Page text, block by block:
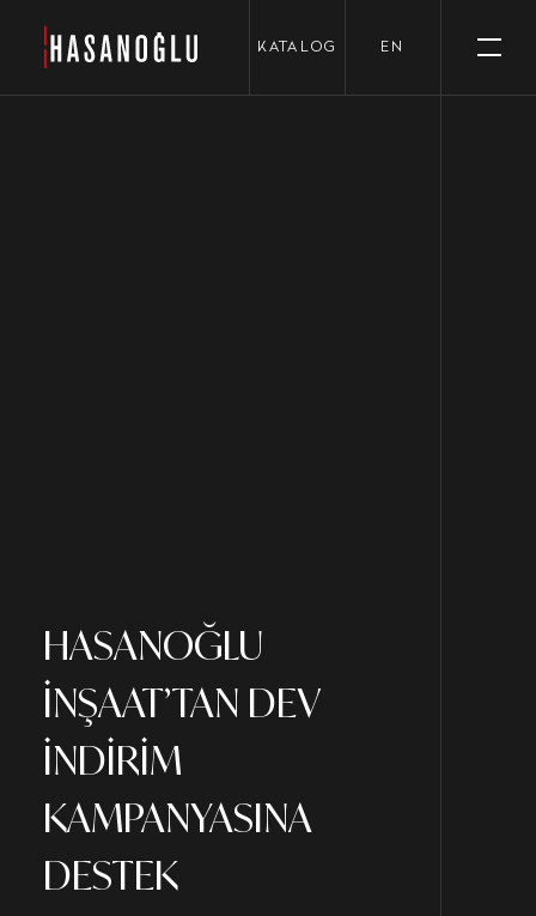
KATALOG EN
HASANOĞLU
İNŞAAT’TAN DEV
İNDİRİM
KAMPANYASINA
DESTEK